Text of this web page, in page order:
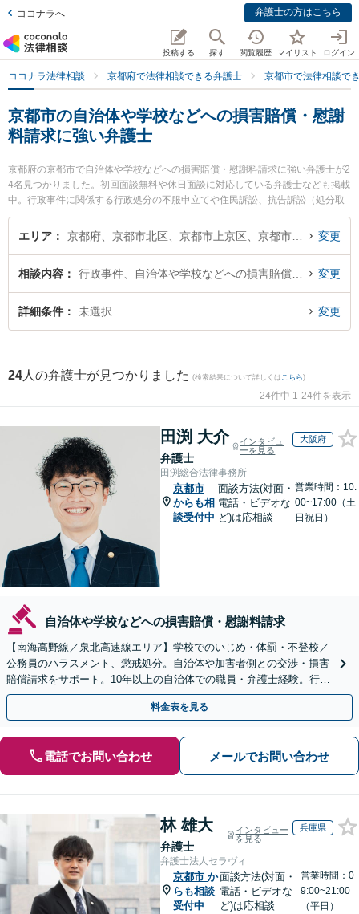
ココナラへ 弁護士の方はこちら
投稿する 探す 閲覧履歴 マイリスト ログイン
ココナラ法律相談 京都府で法律相談できる弁護士 京都市で法律相談で
京都市の自治体や学校などへの損害賠償・慰謝
料請求に強い弁護士
京都府の京都市で自治体や学校などへの損害賠償・慰謝料請求に強い弁護士が2
4名見つかりました。初回面談無料や休日面談に対応している弁護士なども掲載
中。行政事件に関係する行政処分の不服申立てや住民訴訟、抗告訴訟（処分取
り消し等）等の細かな分野での絞り込み検索もでき便利です。特に松原法律事
務所の松原 祐紀弁護士や弁護士法人本江法律事務所 京都オフィスの東 浩作弁
学校などへの損害賠償・慰謝料請求のトラブルを今すぐに弁護士に相談した
い』『自治体や学校などへの損害賠償・慰謝料請求のトラブル解決の実績豊富
な近くの弁護士を検索したい』『初回相談無料で自治体や学校などへの損害賠
エリア 変更
相談内容 変更
詳細条件 未選択 変更
24 人の弁護士が見つかりました (検索結果について詳しくは こちら)
24件中 1-24件を表示
田渕 大介
弁護士
インタビュ
ーを見る
大阪府
田渕総合法律事務所
京都市
からも相
談受付中
面談方法(対面・
電話・ビデオな
ど)は応相談
営業時間：10:
00~17:00（土
日祝日）
自治体や学校などへの損害賠償・慰謝料請求
【南海高野線／泉北高速線エリア】学校でのいじめ・体罰・不登校／
公務員のハラスメント、懲戒処分。自治体や加害者側との交渉・損害
賠償請求をサポート。10年以上の自治体での職員・弁護士経験。行政
組織の動きを見据えて解決策をご提案【オンライン可】
料金表を見る
電話でお問い合わせ メールでお問い合わせ
林 雄大
弁護士
インタビュー
を見る
兵庫県
弁護士法人セラヴィ
京都市 か
らも相談
受付中
面談方法(対面・
電話・ビデオな
ど)は応相談
営業時間：0
9:00~21:00
（平日）